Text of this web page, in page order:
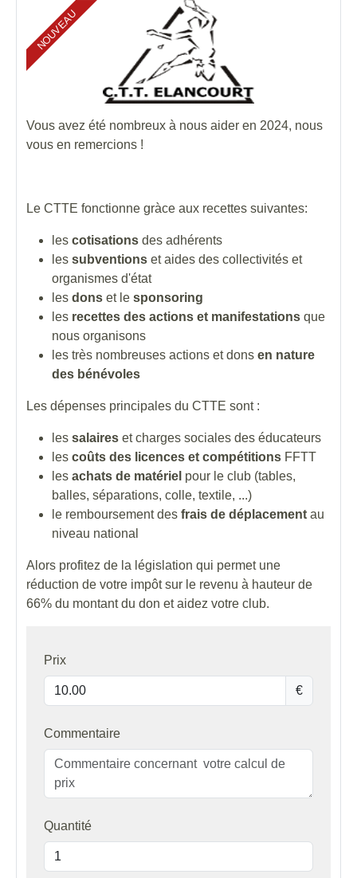
NOUVEAU
Vous avez été nombreux à nous aider en 2024, nous
vous en remercions !
Le CTTE fonctionne gràce aux recettes suivantes:
les cotisations des adhérents
les subventions et aides des collectivités et
organismes d'état
les dons et le sponsoring
les recettes des actions et manifestations que
nous organisons
les très nombreuses actions et dons en nature
des bénévoles
Les dépenses principales du CTTE sont :
les salaires et charges sociales des éducateurs
les coûts des licences et compétitions FFTT
les achats de matériel pour le club (tables,
balles, séparations, colle, textile, ...)
le remboursement des frais de déplacement au
niveau national
Alors profitez de la législation qui permet une
réduction de votre impôt sur le revenu à hauteur de
66% du montant du don et aidez votre club.
Prix
€
Commentaire
Quantité